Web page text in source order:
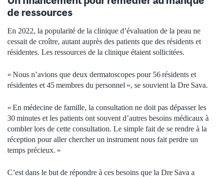
de ressources
En 2022, la popularité de la clinique d’évaluation de la peau ne
cessait de croître, autant auprès des patients que des résidents et
résidentes. Les ressources de la clinique étaient sollicitées.
« Nous n’avions que deux dermatoscopes pour 56 résidents et
résidentes et 45 membres du personnel », se souvient la Dre Sava.
« En médecine de famille, la consultation ne doit pas dépasser les
30 minutes et les patients ont souvent d’autres besoins médicaux à
combler lors de cette consultation. Le simple fait de se rendre à la
réception pour aller chercher un instrument nous fait perdre un
temps précieux. »
C’est dans le but de répondre à ces besoins que la Dre Sava a